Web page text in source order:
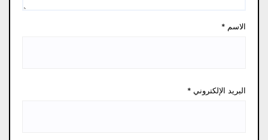
الاسم *
البريد الإلكتروني *